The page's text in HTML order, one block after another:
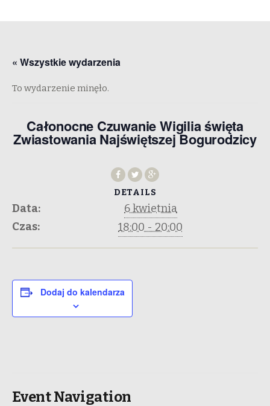
« Wszystkie wydarzenia
To wydarzenie minęło.
Całonocne Czuwanie Wigilia święta
Zwiastowania Najświętszej Bogurodzicy
DETAILS
Data:
6 kwietnia
Czas:
18:00 - 20:00
Dodaj do kalendarza
Event Navigation